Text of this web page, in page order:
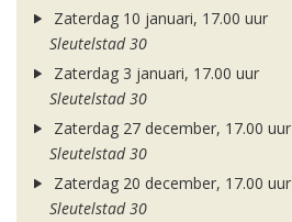
Zaterdag 10 januari, 17.00 uur
Sleutelstad 30
Zaterdag 3 januari, 17.00 uur
Sleutelstad 30
Zaterdag 27 december, 17.00 uur
Sleutelstad 30
Zaterdag 20 december, 17.00 uur
Sleutelstad 30